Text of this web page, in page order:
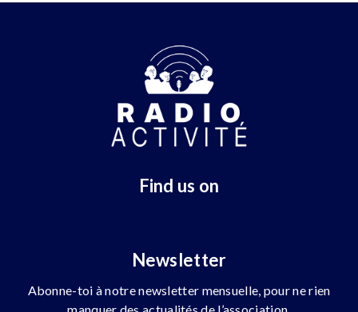
Find us on
Newsletter
Abonne-toi à notre newsletter mensuelle, pour ne rien